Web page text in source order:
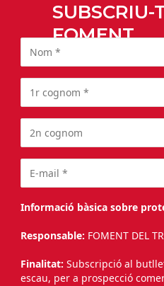
SUBSCRIU-
FOMENT
Informació bàsica sobre
Responsable: FOMENT DEL
Finalitat: Subscripció al
escau, per a prospecció